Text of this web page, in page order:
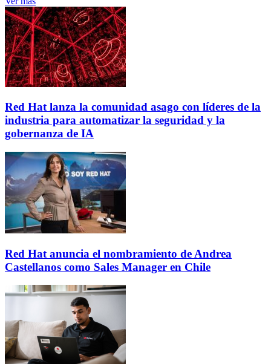
Red Hat lanza la comunidad asago con líderes de la
industria para automatizar la seguridad y la
gobernanza de IA
Red Hat anuncia el nombramiento de Andrea
Castellanos como Sales Manager en Chile